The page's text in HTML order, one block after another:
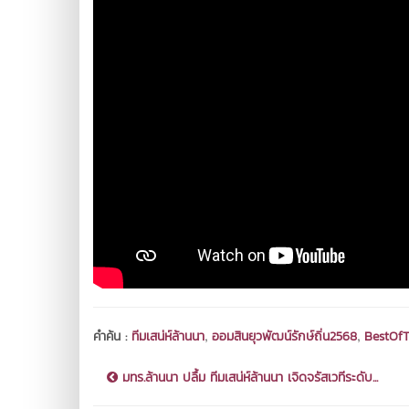
คำค้น : ทีมเสน่ห์ล้านนา, ออมสินยุวพัฒน์รักษ์ถิ่น2568,
มทร.ล้านนา ปลื้ม ทีมเสน่ห์ล้านนา เจิดจรัสเวทีระดับ...